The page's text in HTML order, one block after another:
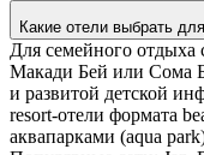
Какие отели выбрать
Для семейного отдыха
Макади Бей или Сома
и развитой детской
resort-отели формата
аквапарками (aqua